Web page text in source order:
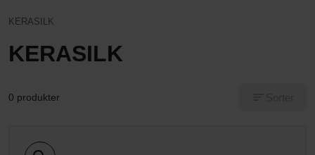
KERASILK
KERASILK
0 produkter